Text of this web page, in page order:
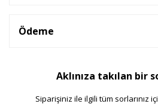
Ödeme
Aklınıza takılan bir
Siparişiniz ile ilgili tüm sorlarınız